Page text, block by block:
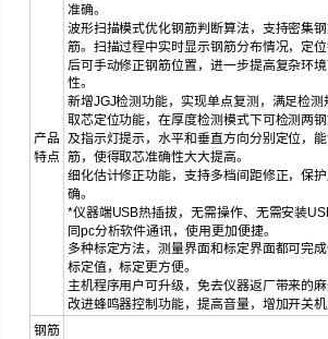
产品
特点
准确。
波形扫描模式优化钢筋判断算法，支持密集
筋。扫描过程中实时显示钢筋分布情况，定
后可手动修正钢筋位置，进一步提高复杂环
性。
新增JGJ检测功能，实现单点复测，满足检
取芯定位功能，在厚度检测模式下可检测两
及指示灯提示，水平和垂直方向分别定位，
筋，使得取芯准确性大大提高。
细化估计修正功能，支持多档间距修正，保
确。
*仪器端USB热插拔，无需操作、无需安装
同pc分析软件通讯，使用更加便捷。
多种标定方法，测量界面和标定界面都可完
标定值，标定更方便。
主机程序用户可升级，免去仪器返厂带来的麻
改进蜂鸣器控制功能，提高音量，增加开关机
钢筋